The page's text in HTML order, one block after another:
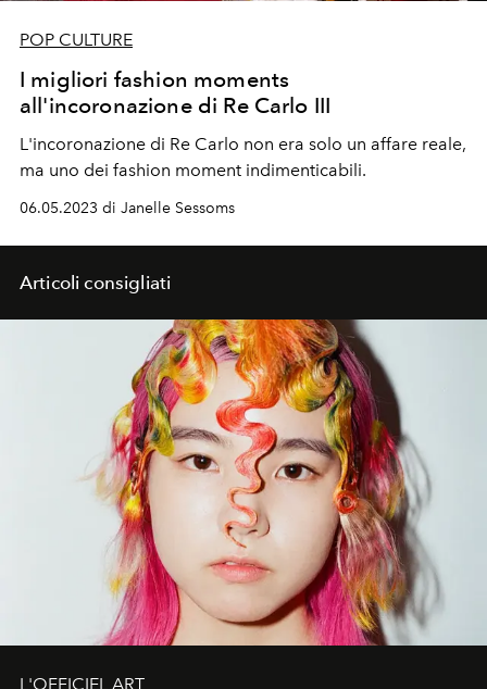
POP CULTURE
I migliori fashion moments
all'incoronazione di Re Carlo III
L'incoronazione di Re Carlo non era solo un affare reale,
ma uno dei fashion moment indimenticabili.
06.05.2023 di Janelle Sessoms
Articoli consigliati
L'OFFICIEL ART